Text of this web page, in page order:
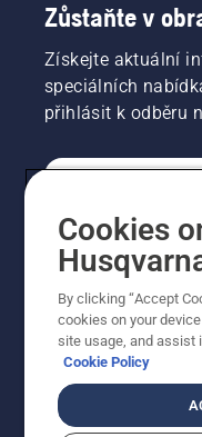
Zůstaňte v
Získejte aktuální
speciálních
přihlásit k odběru
Cookies
By clicking “Accept
cookies on your
site usage, and assist
Cookie Policy